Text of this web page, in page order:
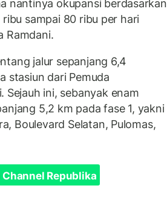
nantinya okupansi berdasarkan
sampai 80 ribu per hari
Ramdani.
jalur sepanjang 6,4
stasiun dari Pemuda
Sejauh ini, sebanyak enam
5,2 km pada fase 1, yakni
Boulevard Selatan, Pulomas,
Republika